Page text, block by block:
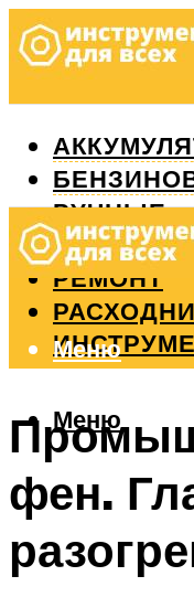
РУЧНЫЕ
РЕМОНТ
Меню
Меню
фен.